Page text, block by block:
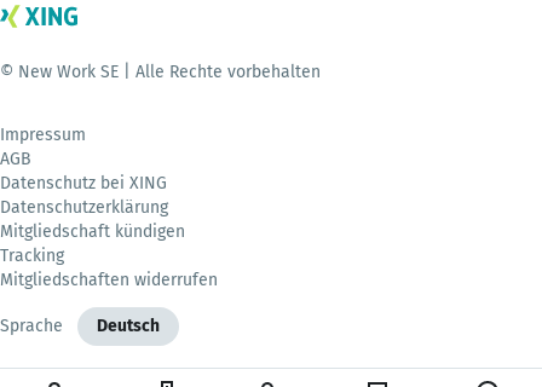
© New Work SE | Alle Rechte vorbehalten
Impressum
AGB
Datenschutz bei XING
Datenschutzerklärung
Mitgliedschaft kündigen
Tracking
Mitgliedschaften widerrufen
Sprache Deutsch